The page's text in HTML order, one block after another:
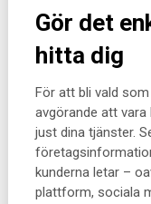
Gör det
hitta dig
För att bli vald
avgörande att
just dina tjänster.
kunderna letar –
plattform, sociala